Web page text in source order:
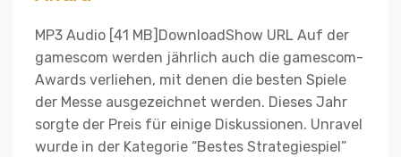
MP3 Audio [41 MB]DownloadShow URL Auf der
gamescom werden jährlich auch die gamescom-
Awards verliehen, mit denen die besten Spiele
der Messe ausgezeichnet werden. Dieses Jahr
sorgte der Preis für einige Diskussionen. Unravel
wurde in der Kategorie “Bestes Strategiespiel”